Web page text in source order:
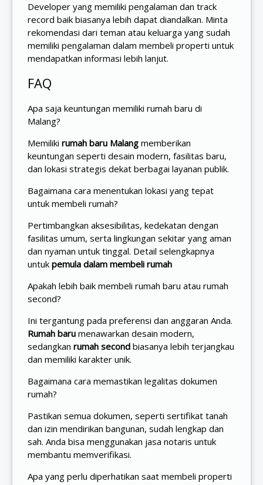
Developer yang memiliki pengalaman dan track
record baik biasanya lebih dapat diandalkan. Minta
rekomendasi dari teman atau keluarga yang sudah
memiliki pengalaman dalam membeli properti untuk
mendapatkan informasi lebih lanjut.
FAQ
Apa saja keuntungan memiliki rumah baru di
Malang?
Memiliki rumah baru Malang memberikan
keuntungan seperti desain modern, fasilitas baru,
dan lokasi strategis dekat berbagai layanan publik.
Bagaimana cara menentukan lokasi yang tepat
untuk membeli rumah?
Pertimbangkan aksesibilitas, kedekatan dengan
fasilitas umum, serta lingkungan sekitar yang aman
dan nyaman untuk tinggal. Detail selengkapnya
untuk pemula dalam membeli rumah
Apakah lebih baik membeli rumah baru atau rumah
second?
Ini tergantung pada preferensi dan anggaran Anda.
Rumah baru menawarkan desain modern,
sedangkan rumah second biasanya lebih terjangkau
dan memiliki karakter unik.
Bagaimana cara memastikan legalitas dokumen
rumah?
Pastikan semua dokumen, seperti sertifikat tanah
dan izin mendirikan bangunan, sudah lengkap dan
sah. Anda bisa menggunakan jasa notaris untuk
membantu memverifikasi.
Apa yang perlu diperhatikan saat membeli properti